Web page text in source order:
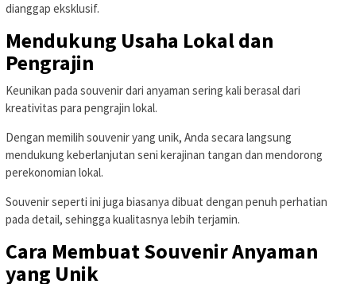
dianggap eksklusif.
Mendukung Usaha Lokal dan
Pengrajin
Keunikan pada souvenir dari anyaman sering kali berasal dari
kreativitas para pengrajin lokal.
Dengan memilih souvenir yang unik, Anda secara langsung
mendukung keberlanjutan seni kerajinan tangan dan mendorong
perekonomian lokal.
Souvenir seperti ini juga biasanya dibuat dengan penuh perhatian
pada detail, sehingga kualitasnya lebih terjamin.
Cara Membuat Souvenir Anyaman
yang Unik